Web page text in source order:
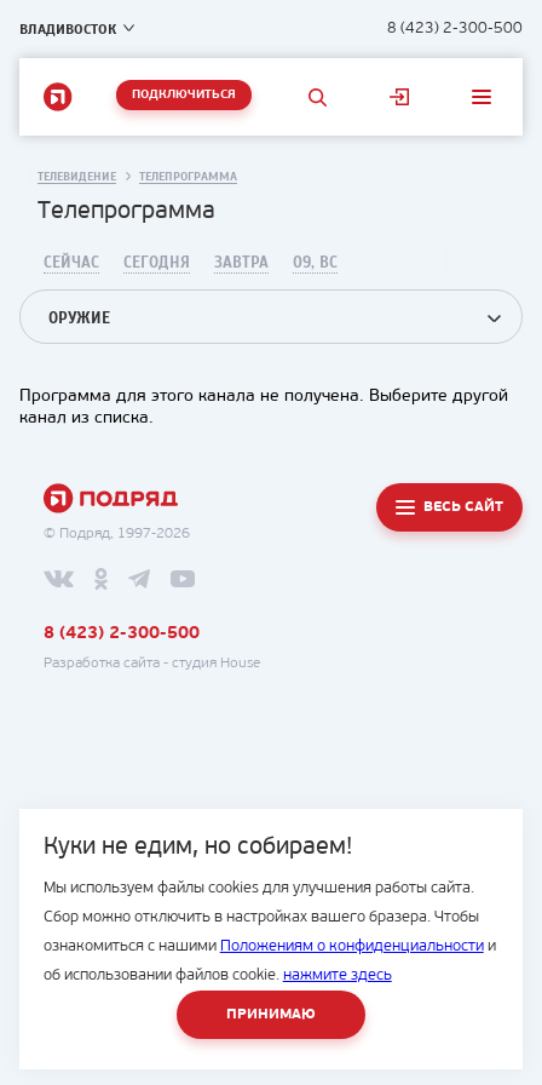
ВЛАДИВОСТОК 8 (423) 2-300-500
ПОДКЛЮЧИТЬСЯ
Куки не едим, но собираем!
Мы используем файлы cookies для улучшения работы сайта.
Сбор можно отключить в настройках вашего бразера. Чтобы
ознакомиться с нашими Положениям о конфиденциальностии
об использовании файлов cookie. нажмите здесь
ПРИНИМАЮ
ТЕЛЕВИДЕНИЕ ТЕЛЕПРОГРАММА
Телепрограмма
СЕЙЧАС СЕГОДНЯ ЗАВТРА 09, ВС
ОРУЖИЕ
Программа для этого канала не получена. Выберите другой
канал из списка.
© Подряд, 1997-2026
ВЕСЬ САЙТ
8 (423) 2-300-500
Разработка сайта - студия House